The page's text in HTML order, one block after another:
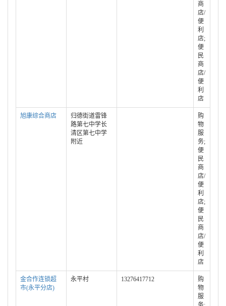
商
店/
便
利
店;
便
民
商
店/
便
利
店
旭康综合商店
归德街道雷锋
路第七中学长
清区第七中学
附近
购
物
服
务;
便
民
商
店/
便
利
店;
便
民
商
店/
便
利
店
金合作连锁超
市(永平分店)
永平村 13276417712
购
物
服